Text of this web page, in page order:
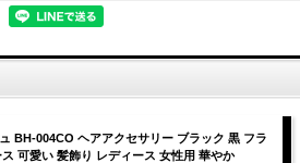
BH-004CO ヘアアクセサリー ブラック 黒 フラ
ス 可愛い 髪飾り レディース 女性用 華やか